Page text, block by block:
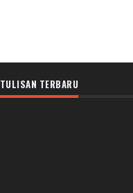
TULISAN TERBARU